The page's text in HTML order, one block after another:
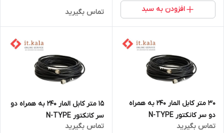
افزودن به سبد تماس بگیرید
30 متر کابل المار 240 به همراه
دو سر کانکتور N-TYPE
تماس بگیرید
15 متر کابل المار 240 به همراه دو
سر کانکتور N-TYPE
تماس بگیرید